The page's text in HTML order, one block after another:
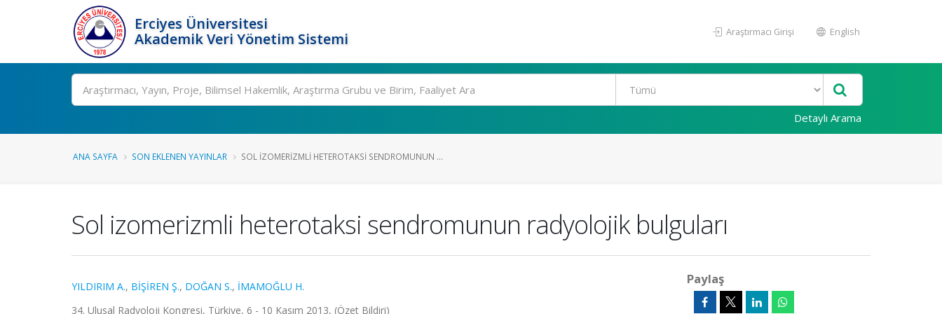
Erciyes Üniversitesi
Akademik Veri Yönetim Sistemi
Araştırmacı Girişi English
Ara
Detaylı Arama
ANA SAYFA SON EKLENEN YAYINLAR SOL IZOMERIZMLI HETEROTAKSI SENDROMUNUN ...
Sol izomerizmli heterotaksi sendromunun radyolojik bulguları
YILDIRIM A., BİŞİREN Ş., DOĞAN S., İMAMOĞLU H.
34. Ulusal Radyoloji Kongresi, Türkiye, 6 - 10 Kasım 2013, (Özet Bildiri)
Paylaş